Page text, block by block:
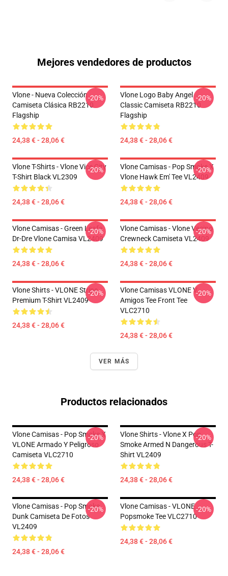
Mejores vendedores de productos
Vlone - Nueva Colección
Camiseta Clásica RB2210
Flagship
24,38 € - 28,06 €
-20%
Vlone Logo Baby Angel
Classic Camiseta RB2210
Flagship
24,38 € - 28,06 €
-20%
Vlone T-Shirts - Vlone Vice City
T-Shirt Black VL2309
24,38 € - 28,06 €
-20%
Vlone Camisas - Pop Smoke X
Vlone Hawk Em' Tee VL2409
24,38 € - 28,06 €
-20%
Vlone Camisas - Green Leafe
Dr-Dre Vlone Camisa VL2409
24,38 € - 28,06 €
-20%
Vlone Camisas - Vlone Vecino
Crewneck Camiseta VL2409
24,38 € - 28,06 €
-20%
Vlone Shirts - VLONE Stripe
Premium T-Shirt VL2409
24,38 € - 28,06 €
-20%
Vlone Camisas VLONE V
Amigos Tee Front Tee
VLC2710
24,38 € - 28,06 €
-20%
VER MÁS
Productos relacionados
Vlone Camisas - Pop Smoke X
VLONE Armado Y Peligroso
Camiseta VLC2710
24,38 € - 28,06 €
-20%
Vlone Shirts - Vlone X Pop
Smoke Armed N Dangerous T-
Shirt VL2409
24,38 € - 28,06 €
-20%
Vlone Camisas - Pop Smoke
Dunk Camiseta De Fotos
VL2409
24,38 € - 28,06 €
-20%
Vlone Camisas - VLONE
Popsmoke Tee VLC2710
24,38 € - 28,06 €
-20%